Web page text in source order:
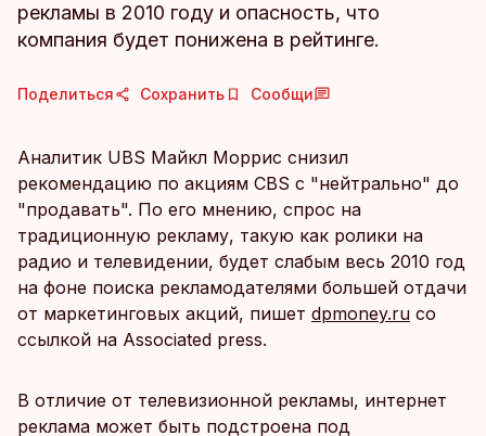
рекламы в 2010 году и опасность, что
компания будет понижена в рейтинге.
Поделиться Сохранить Сообщи
Аналитик UBS Майкл Моррис снизил
рекомендацию по акциям CBS с "нейтрально" до
"продавать". По его мнению, спрос на
традиционную рекламу, такую как ролики на
радио и телевидении, будет слабым весь 2010 год
на фоне поиска рекламодателями большей отдачи
от маркетинговых акций, пишет dpmoney.ru со
ссылкой на Associated press.
В отличие от телевизионной рекламы, интернет
реклама может быть подстроена под